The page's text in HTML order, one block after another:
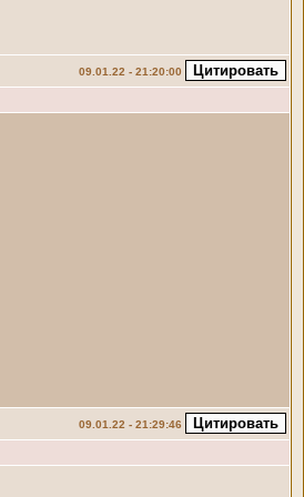
09.01.22 - 21:20:00
09.01.22 - 21:29:46